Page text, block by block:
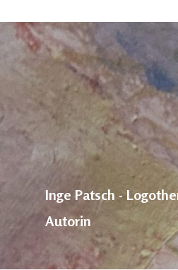
Inge Patsch -
Autorin